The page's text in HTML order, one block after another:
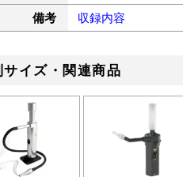
備考
収録内容
サイズ・関連商品